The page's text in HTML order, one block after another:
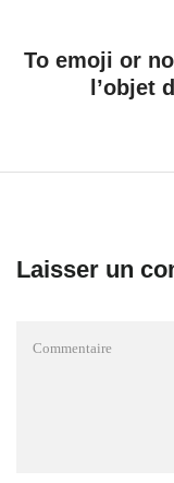
To emoji or
l’objet
Laisser un